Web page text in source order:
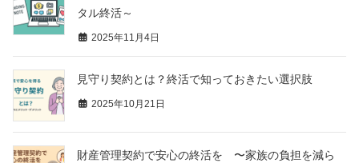
タル終活～
2025年11月4日
見守り契約とは？終活で知っておきたい選択肢
2025年10月21日
財産管理契約で安心の終活を 〜家族の負担を減ら